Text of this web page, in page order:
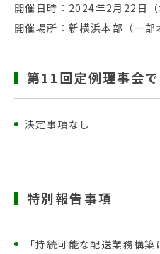
開催日時：2024年2月22日
開催場所：新横浜本部（一部
第11回定例理事会
決定事項なし
特別報告事項
「持続可能な配送業務構